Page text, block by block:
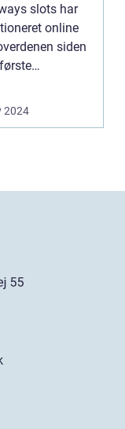
slots har
online
siden
2024